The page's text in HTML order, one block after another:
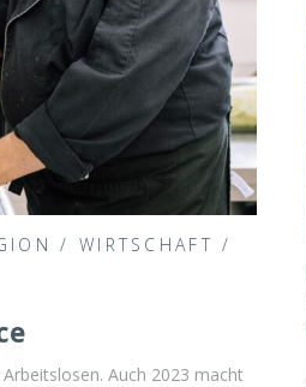
/ WIRTSCHAFT /
Auch 2023 macht